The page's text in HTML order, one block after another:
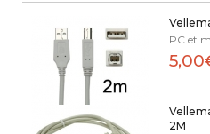
PC et
2M